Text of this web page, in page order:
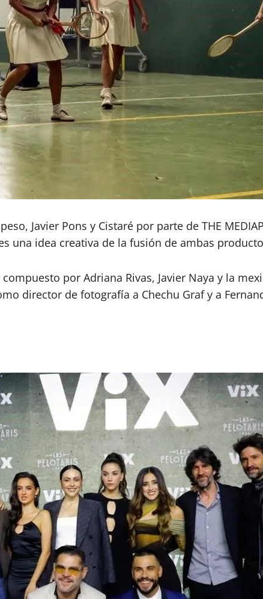
Javier Pons y Cistaré por parte de THE
una idea creativa de la fusión de ambas
por Adriana Rivas, Javier Naya y la
director de fotografía a Chechu Graf y a